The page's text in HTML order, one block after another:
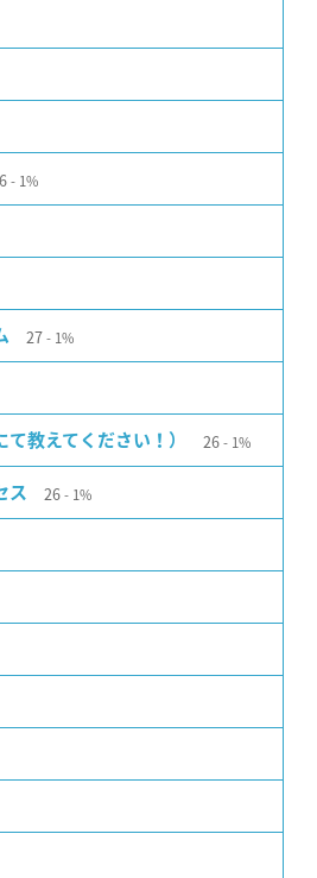
1%
27 1%
教えてください！） 26 1%
ス 26 1%